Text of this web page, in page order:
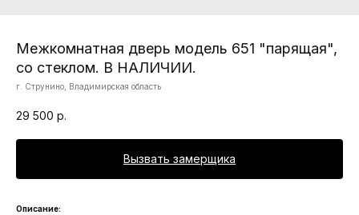
Межкомнатная дверь модель 651 "парящая",
со стеклом. В НАЛИЧИИ.
г. Струнино, Владимирская область
29 500 р.
Вызвать замерщика
Описание: